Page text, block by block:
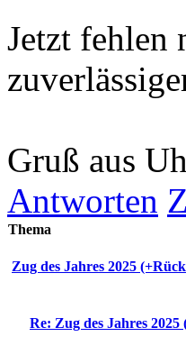
Jetzt fehlen
Gruß aus
Antworten
Thema
Zug des Jahres 2025
Re: Zug des Jahres